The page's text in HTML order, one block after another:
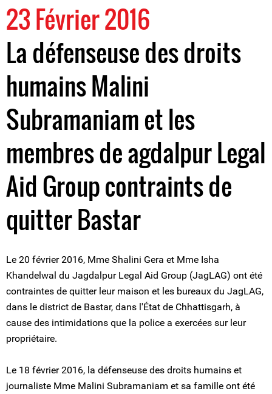
23 Février 2016
La défenseuse des droits
humains Malini
Subramaniam et les
membres de agdalpur Legal
Aid Group contraints de
quitter Bastar
Le 20 février 2016, Mme Shalini Gera et Mme Isha
Khandelwal du Jagdalpur Legal Aid Group (JagLAG) ont été
contraintes de quitter leur maison et les bureaux du JagLAG,
dans le district de Bastar, dans l'État de Chhattisgarh, à
cause des intimidations que la police a exercées sur leur
propriétaire.
Le 18 février 2016, la défenseuse des droits humains et
journaliste Mme Malini Subramaniam et sa famille ont été